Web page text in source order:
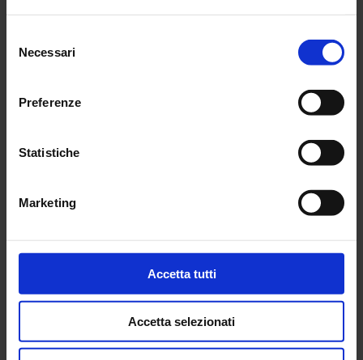
delNecessari
Preferenze
Statistiche
Marketing
Accetta tutti
Accetta selezionati
recupero della domanda di mutui
anche sul fronte delle erogazioni, che
nell’ultima rilevazione dello scorso
0,7 per cento».
Scarica il pdf completo